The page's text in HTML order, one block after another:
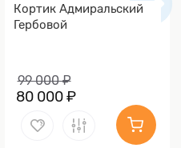
Кортик Адмиральский
Гербовой
99 000 ₽
80 000 ₽